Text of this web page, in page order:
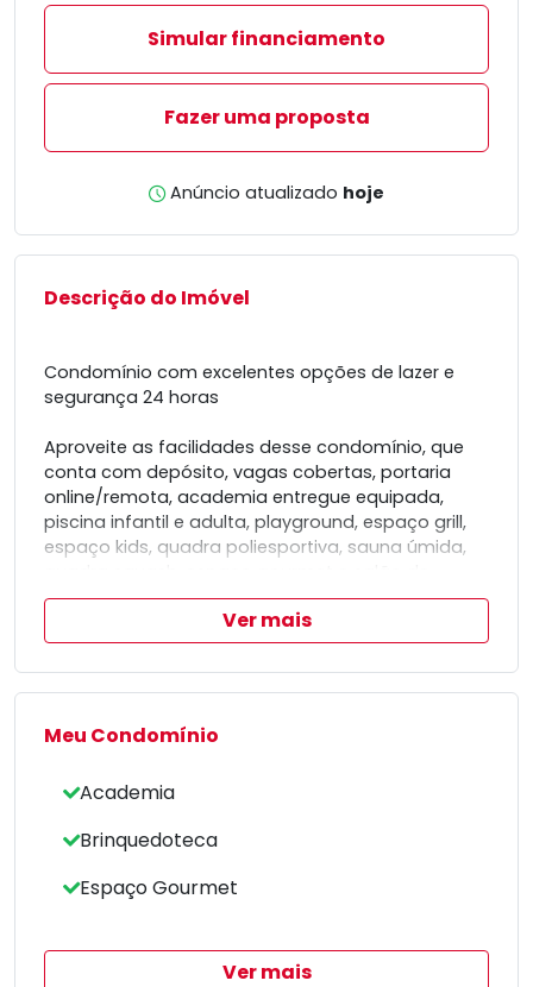
Simular financiamento
Fazer uma proposta
Anúncio atualizado hoje
Descrição do Imóvel
Condomínio com excelentes opções de lazer e
segurança 24 horas
Aproveite as facilidades desse condomínio, que
conta com depósito, vagas cobertas, portaria
online/remota, academia entregue equipada,
piscina infantil e adulta, playground, espaço grill,
espaço kids, quadra poliesportiva, sauna úmida,
festas.
Uma excelente escolha para quem busca
conforto e tranquilidade para toda a família.
Ver mais
Meu Condomínio
Academia
Brinquedoteca
Espaço Gourmet
Ver mais